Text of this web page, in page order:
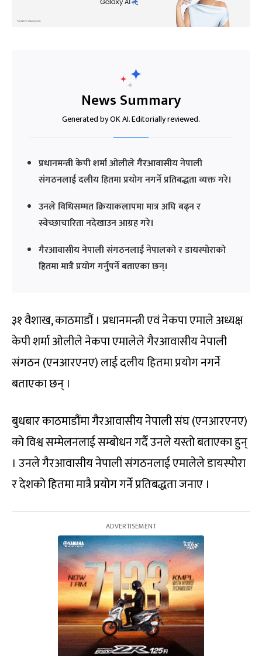
News Summary
Generated by OK AI. Editorially reviewed.
प्रधानमन्त्री केपी शर्मा ओलीले गैरआवासीय नेपाली
संगठनलाई दलीय हितमा प्रयोग नगर्ने प्रतिबद्धता व्यक्त गरे।
उनले विधिसम्मत क्रियाकलापमा मात्र अघि बढ्न र
स्वेच्छाचारिता नदेखाउन आग्रह गरे।
गैरआवासीय नेपाली संगठनलाई नेपालको र डायस्पोराको
हितमा मात्रै प्रयोग गर्नुपर्ने बताएका छन्।
३१ वैशाख, काठमाडौं । प्रधानमन्त्री एवं नेकपा एमाले अध्यक्ष
केपी शर्मा ओलीले नेकपा एमालेले गैरआवासीय नेपाली
संगठन (एनआरएनए) लाई दलीय हितमा प्रयोग नगर्ने
बताएका छन् ।
बुधबार काठमाडौंमा गैरआवासीय नेपाली संघ (एनआरएनए)
को विश्व सम्मेलनलाई सम्बोधन गर्दै उनले यस्तो बताएका हुन्
। उनले गैरआवासीय नेपाली संगठनलाई एमालेले डायस्पोरा
र देशको हितमा मात्रै प्रयोग गर्ने प्रतिबद्धता जनाए ।